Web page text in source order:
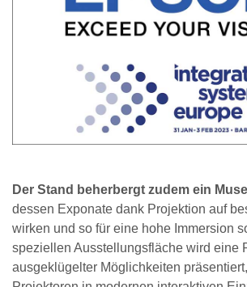
Der Stand beherbergt zudem ein
dessen Exponate dank Projektion auf
wirken und so für eine hohe Immersion
speziellen Ausstellungsfläche wird eine
ausgeklügelter Möglichkeiten